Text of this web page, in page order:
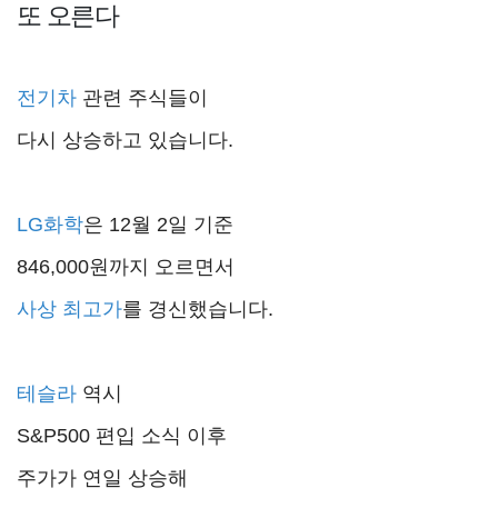
또 오른다
전기차 관련 주식들이
다시 상승하고 있습니다.
LG화학은 12월 2일 기준
846,000원까지 오르면서
사상 최고가를 경신했습니다.
테슬라 역시
S&P500 편입 소식 이후
주가가 연일 상승해